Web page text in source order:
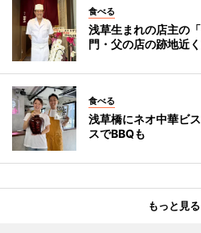
食べる
浅草生まれの店主の
門・父の店の跡地近
食べる
浅草橋にネオ中華ビ
スでBBQも
もっと見る